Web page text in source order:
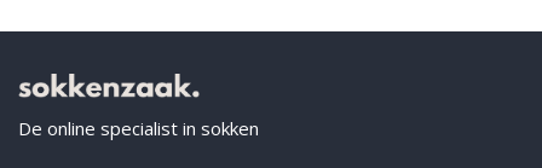
De online specialist in sokken